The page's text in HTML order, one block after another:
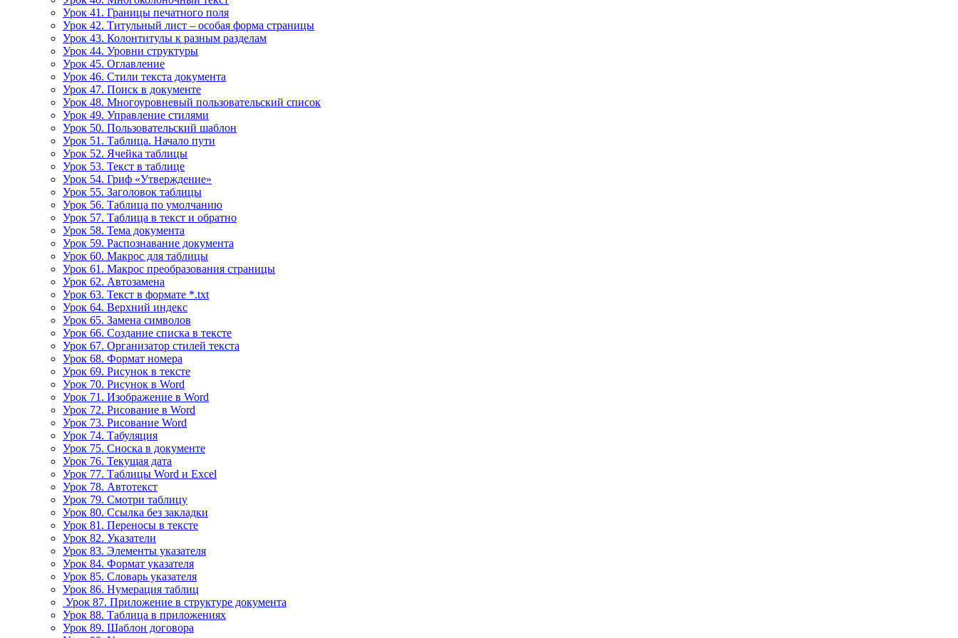
Урок 41. Границы печатного поля
Урок 42. Титульный лист – особая форма страницы
Урок 43. Колонтитулы к разным разделам
Урок 44. Уровни структуры
Урок 45. Оглавление
Урок 46. Стили текста документа
Урок 47. Поиск в документе
Урок 48. Многоуровневый пользовательский список
Урок 49. Управление стилями
Урок 50. Пользовательский шаблон
Урок 51. Таблица. Начало пути
Урок 52. Ячейка таблицы
Урок 53. Текст в таблице
Урок 54. Гриф «Утверждение»
Урок 55. Заголовок таблицы
Урок 56. Таблица по умолчанию
Урок 57. Таблица в текст и обратно
Урок 58. Тема документа
Урок 59. Распознавание документа
Урок 60. Макрос для таблицы
Урок 61. Макрос преобразования страницы
Урок 62. Автозамена
Урок 63. Текст в формате *.txt
Урок 64. Верхний индекс
Урок 65. Замена символов
Урок 66. Создание списка в тексте
Урок 67. Организатор стилей текста
Урок 68. Формат номера
Урок 69. Рисунок в тексте
Урок 70. Рисунок в Word
Урок 71. Изображение в Word
Урок 72. Рисование в Word
Урок 73. Рисование Word
Урок 74. Табуляция
Урок 75. Сноска в документе
Урок 76. Текущая дата
Урок 77. Таблицы Word и Excel
Урок 78. Автотекст
Урок 79. Смотри таблицу
Урок 80. Ссылка без закладки
Урок 81. Переносы в тексте
Урок 82. Указатели
Урок 83. Элементы указателя
Урок 84. Формат указателя
Урок 85. Словарь указателя
Урок 86. Нумерация таблиц
Урок 87. Приложение в структуре документа
Урок 88. Таблица в приложениях
Урок 89. Шаблон договора